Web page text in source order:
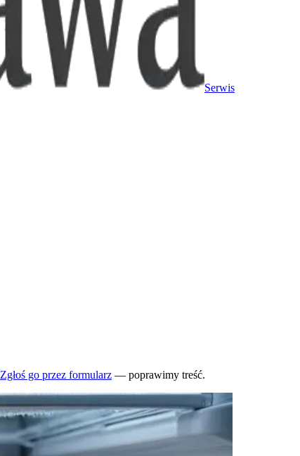
Serwis
Zgłoś go przez formularz — poprawimy treść.